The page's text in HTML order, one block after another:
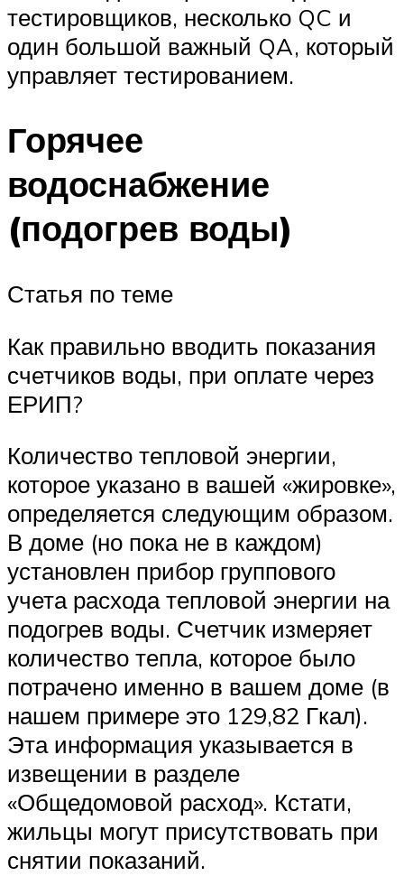
тестировщиков, несколько QC и
один большой важный QA, который
управляет тестированием.
Горячее
водоснабжение
(подогрев воды)
Статья по теме
Как правильно вводить показания
счетчиков воды, при оплате через
ЕРИП?
Количество тепловой энергии,
которое указано в вашей «жировке»,
определяется следующим образом.
В доме (но пока не в каждом)
установлен прибор группового
учета расхода тепловой энергии на
подогрев воды. Счетчик измеряет
количество тепла, которое было
потрачено именно в вашем доме (в
нашем примере это 129,82 Гкал).
Эта информация указывается в
извещении в разделе
«Общедомовой расход». Кстати,
жильцы могут присутствовать при
снятии показаний.